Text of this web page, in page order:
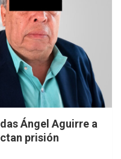
Ángel Aguirre a
prisión